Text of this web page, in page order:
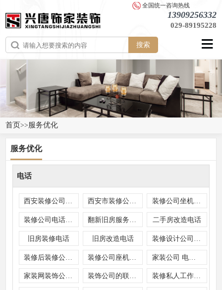
全国统一咨询热线
13909256332
029-89195228
搜索
首页>>服务优化
服务优化
电话
西安装修公司电话号码是多少 西安市装修公司电话号码多少 装修公司坐机号码是多少
装修公司电话是多少 翻新旧房服务电话 二手房改造电话
旧房装修电话 旧房改造电话
家装公司 电话 地址
家装网装饰公司电话 装饰公司的联系方式 装修私人工作室电话